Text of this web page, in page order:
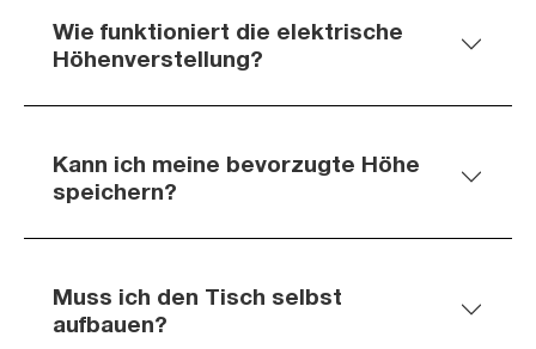
Wie funktioniert die elektrische
Höhenverstellung?
Kann ich meine bevorzugte Höhe
speichern?
Muss ich den Tisch selbst
aufbauen?